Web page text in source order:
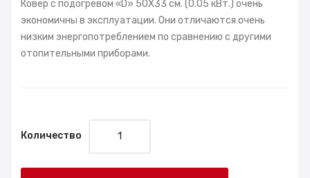
Ковер с подогревом «D» 50X33 см. (0.05 кВт.) очень
экономичны в эксплуатации. Они отличаются очень
низким энергопотреблением по сравнению с другими
отопительными приборами.
Количество